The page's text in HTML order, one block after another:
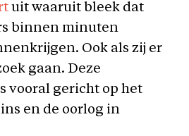
uit waaruit bleek dat
binnen minuten
Ook als zij er
gaan. Deze
vooral gericht op het
en de oorlog in